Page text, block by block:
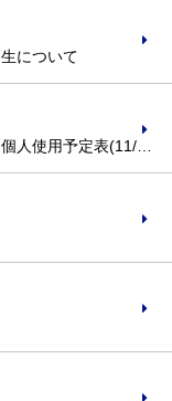
について